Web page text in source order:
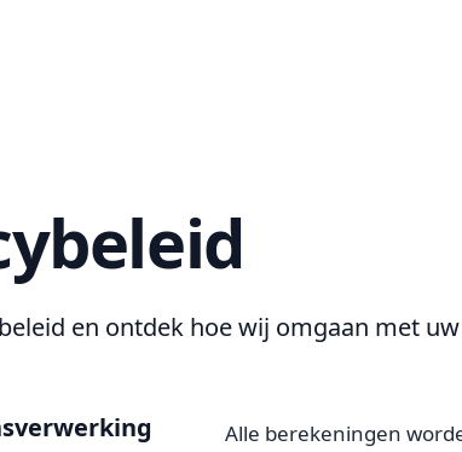
en ontdek hoe wij omgaan met
Alle berekeningen